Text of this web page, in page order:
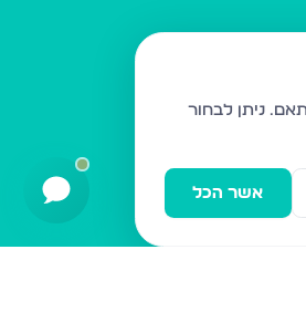
ניתן לבחור
אשר הכל